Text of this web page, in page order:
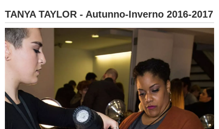
GUIDE
FORUM
TANYA TAYLOR - Autunno-Inverno 2016-2017